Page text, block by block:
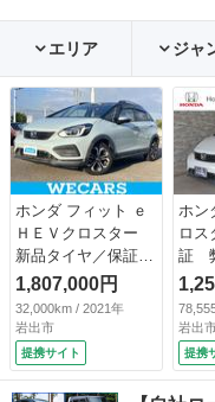
エリア ジャ
ホンダ フィット ｅ
ＨＥＶクロスター
新品タイヤ／保証書
／純正 ＳＤナビ／
ホンダセンシング／
車線逸脱防止支援シ
ステム／ヘッドラン
プ ＬＥＤ／Ｂｌｕ
ｅｔｏｏｔｈ接続／
1,807,000円
32,000km / 2021年
岩出市
提携サイト
ホン
ロ
証
ト
ＥＴ
後
グ
イト
ン
岩出
提携